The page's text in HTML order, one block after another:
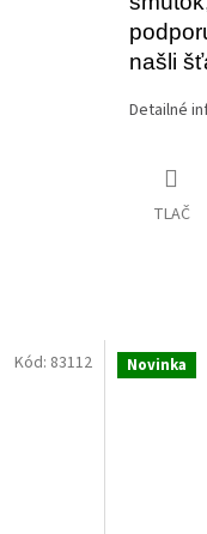
našli
Detailné
TLAČ
Kód: 83112 Novinka